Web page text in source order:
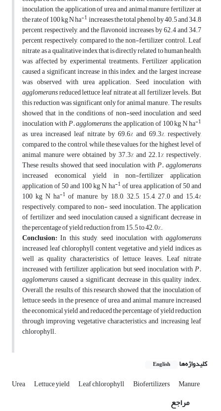
inoculation, the application of urea and animal manure fertilizer at
the rate of 100 kg N ha-1 increases the total phenol by 40.5 and 34.8
percent, respectively, and the flavonoid increases by 62.4 and 34.7
percent, respectively, compared to the non-fertilizer control. Leaf
nitrate, as a qualitative index that is directly related to human health,
was affected by experimental treatments. Fertilizer application
caused a significant increase in this index, and the largest increase
was observed with urea application. Seed inoculation with
agglomeransreduced lettuce leaf nitrate at all fertilizer levels. But
this reduction was significant only for animal manure. The results
showed that in the conditions of non-seed inoculation and seed
inoculation withP. agglomerans, the application of 100 kg N ha-1
as urea increased leaf nitrate by 69.6% and 69.3%, respectively,
compared to the control, while these values ​​for the highest level of
animal manure were obtained by 37.3% and 22.1% respectively.
These results showed that seed inoculation withP. agglomerans
increased economical yield in non-fertilizer application,
application of 50 and 100 kg N ha-1 of urea, application of 50 and
100 kg N ha-1 of manure, by 18.0, 32.5, 15.4, 27.0 and 15.4%
respectively, compared to non- seed inoculation. The application
of fertilizer and seed inoculation caused a significant decrease in
the percentage of yield reduction from 15.5 to 42.0%.
Conclusion: In this study, seed inoculation with agglomerans
increased leaf chlorophyll content, vegetative and yield indices as
well as quality characteristics of lettuce leaves. Leaf nitrate
increased with fertilizer application, but seed inoculation withP.
agglomeranscaused a significant decrease in this quality index.
Overall, the results of this research showed that the inoculation of
lettuce seeds in the presence of urea and animal manure increased
the economical yield and reduced the percentage of yield reduction
through improving vegetative characteristics and increasing leaf
chlorophyll.
کلیدواژه‌ها English
Urea Lettuce yield Leaf chlorophyll Biofertilizers Manure
مراجع